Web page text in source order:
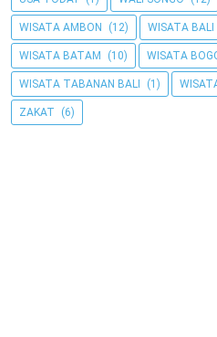
WISATA AMBON (12) WISATA BALI
WISATA BATAM (10) WISATA
WISATA TABANAN BALI (1)
ZAKAT (6)